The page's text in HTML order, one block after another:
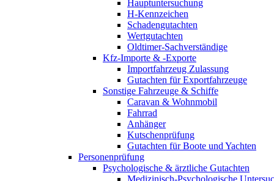
Hauptuntersuchung
H-Kennzeichen
Schadengutachten
Wertgutachten
Oldtimer-Sachverständige
Kfz-Importe & -Exporte
Importfahrzeug Zulassung
Gutachten für Exportfahrzeuge
Sonstige Fahrzeuge & Schiffe
Caravan & Wohnmobil
Fahrrad
Anhänger
Kutschenprüfung
Gutachten für Boote und Yachten
Personenprüfung
Psychologische & ärztliche Gutachten
Medizinisch-Psychologische